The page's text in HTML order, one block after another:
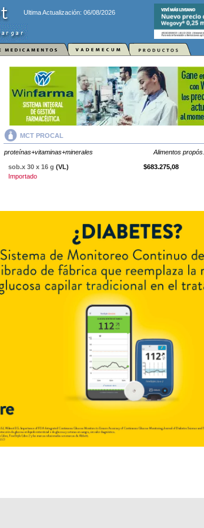
Ultima Actualización: 06/08/2026
MCT PROCAL
proteínas+vitaminas+minerales Alimentos
sob.x 30 x 16 g (VL) $683.275,08
Importado
Alimentos propós.médico específ.. Es producido porTuteur
1 presentación disponible.
Producto importado.
Explorar más
Otros productos con
Otros productos de